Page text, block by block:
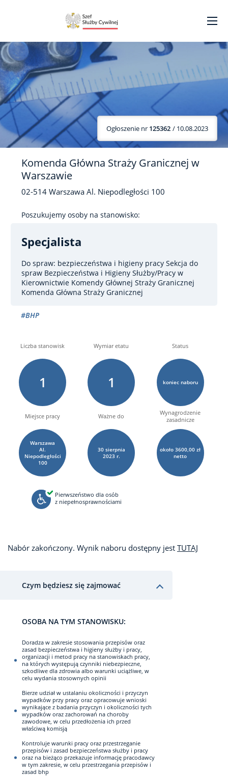
Ogłoszenie nr 125362 / 10.08.2023
Komenda Główna Straży Granicznej w
Warszawie
02-514 Warszawa Al. Niepodległości 100
Poszukujemy osoby na stanowisko:
Specjalista
Do spraw: bezpieczeństwa i higieny pracy Sekcja do
spraw Bezpieczeństwa i Higieny Służby/Pracy w
Kierownictwie Komendy Głównej Straży Granicznej
Komenda Główna Straży Granicznej
#BHP
Liczba stanowisk
1
Wymiar etatu
1
Status
koniec naboru
Miejsce pracy
Warszawa
Al.
Niepodległości
100
Ważne do
30 sierpnia
2023 r.
Wynagrodzenie
zasadnicze
około 3600,00 zł
netto
Pierwszeństwo dla osób
z niepełnosprawnościami
Nabór zakończony. Wynik naboru dostępny jest TUTAJ
Czym będziesz się zajmować
OSOBA NA TYM STANOWISKU:
Doradza w zakresie stosowania przepisów oraz
zasad bezpieczeństwa i higieny służby i pracy,
organizacji i metod pracy na stanowiskach pracy,
na których występują czynniki niebezpieczne,
szkodliwe dla zdrowia albo warunki uciążliwe, w
celu wydania stosownych opinii
Bierze udział w ustalaniu okoliczności i przyczyn
wypadków przy pracy oraz opracowuje wnioski
wynikające z badania przyczyn i okoliczności tych
wypadków oraz zachorowań na choroby
zawodowe, w celu przedłożenia ich przed
właściwą komisją
Kontroluje warunki pracy oraz przestrzeganie
przepisów i zasad bezpieczeństwa służby i pracy
oraz na bieżąco przekazuje informację pracodawcy
w tym zakresie, w celu przestrzegania przepisów i
zasad bhp